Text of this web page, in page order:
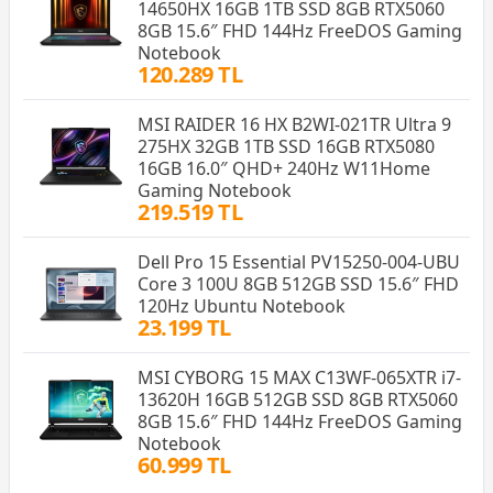
14650HX 16GB 1TB SSD 8GB RTX5060
8GB 15.6″ FHD 144Hz FreeDOS Gaming
Notebook
120.289 TL
MSI RAIDER 16 HX B2WI-021TR Ultra 9
275HX 32GB 1TB SSD 16GB RTX5080
16GB 16.0″ QHD+ 240Hz W11Home
Gaming Notebook
219.519 TL
Dell Pro 15 Essential PV15250-004-UBU
Core 3 100U 8GB 512GB SSD 15.6″ FHD
120Hz Ubuntu Notebook
23.199 TL
MSI CYBORG 15 MAX C13WF-065XTR i7-
13620H 16GB 512GB SSD 8GB RTX5060
8GB 15.6″ FHD 144Hz FreeDOS Gaming
Notebook
60.999 TL